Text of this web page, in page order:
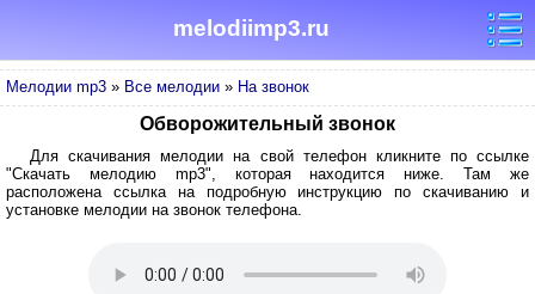
melodiimp3.ru
Мелодии mp3 » Все мелодии » На звонок
Обворожительный звонок
Для скачивания мелодии на свой телефон кликните по ссылке
"Скачать мелодию mp3", которая находится ниже. Там же
расположена ссылка на подробную инструкцию по скачиванию и
установке мелодии на звонок телефона.